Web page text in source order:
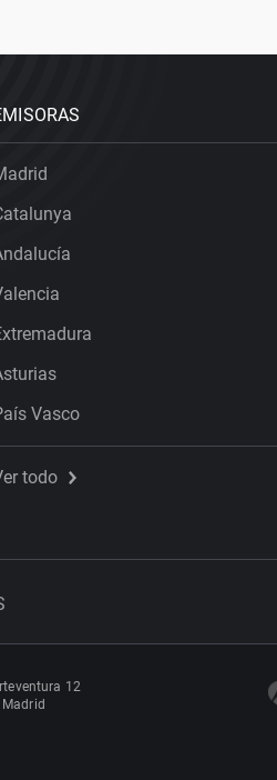
Vasco
todo
12
Madrid